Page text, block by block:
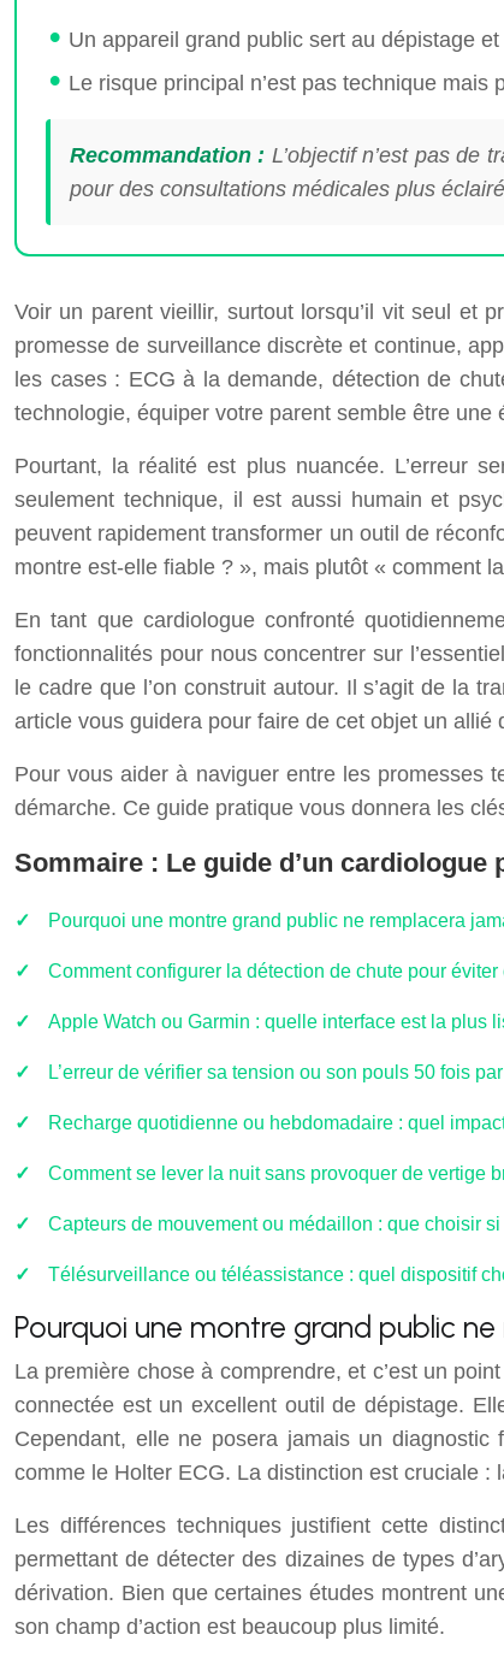
Un appareil grand public sert au dépistage
Le risque principal n’est pas technique
Recommandation : L’objectif n’est pas de
pour des consultations médicales plus
Voir un parent vieillir, surtout lorsqu’il vit seul et
promesse de surveillance discrète et continue,
les cases : ECG à la demande, détection de
technologie, équiper votre parent semble être une
Pourtant, la réalité est plus nuancée. L’erreur
seulement technique, il est aussi humain et
peuvent rapidement transformer un outil de
montre est-elle fiable ? », mais plutôt « comment
En tant que cardiologue confronté
fonctionnalités pour nous concentrer sur
le cadre que l’on construit autour. Il s’agit de la
article vous guidera pour faire de cet objet un
Pour vous aider à naviguer entre les promesses
démarche. Ce guide pratique vous donnera les
Sommaire : Le guide d’un
Pourquoi une montre grand public ne remplacera
Comment configurer la détection de chute pour
Apple Watch ou Garmin : quelle interface est la plus
L’erreur de vérifier sa tension ou son pouls 50 fois
Recharge quotidienne ou hebdomadaire : quel
Comment se lever la nuit sans provoquer de vertige
Capteurs de mouvement ou médaillon : que choisir
Télésurveillance ou téléassistance : quel dispositif
Pourquoi une montre grand public
La première chose à comprendre, et c’est un
connectée est un excellent outil de dépistage.
Cependant, elle ne posera jamais un
comme le Holter ECG. La distinction est cruciale :
Les différences techniques justifient cette
permettant de détecter des dizaines de types
dérivation. Bien que certaines études montrent
son champ d’action est beaucoup plus limité.